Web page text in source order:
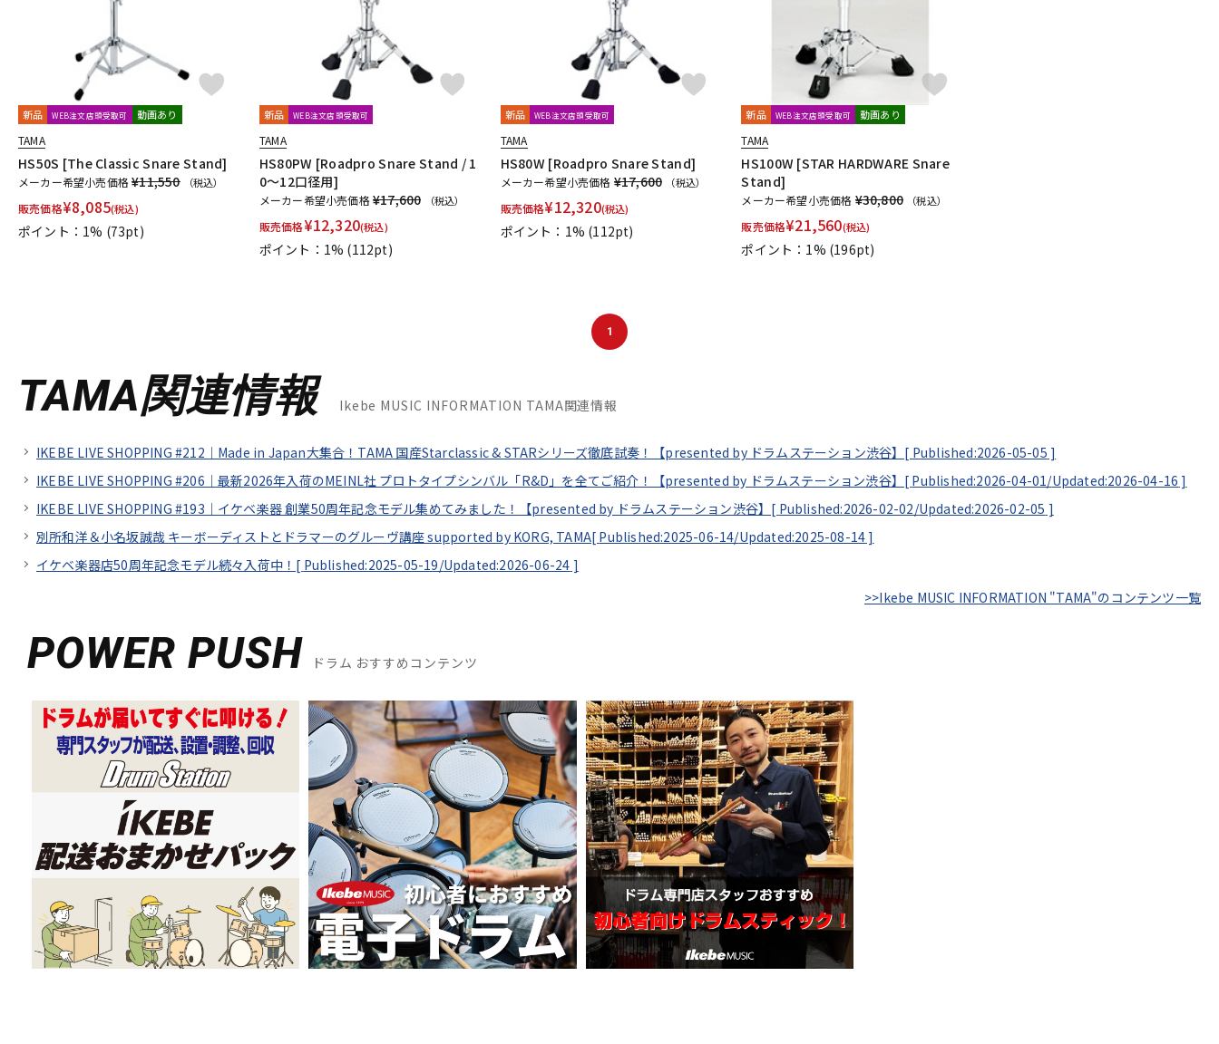
新品 WEB注文店頭受取可 動画あり
TAMA
HS50S [The Classic Snare Stand]
メーカー希望小売価格¥11,550 （税込）
販売価格¥8,085(税込)
ポイント：1% (73pt)
新品 WEB注文店頭受取可
TAMA
HS80PW [Roadpro Snare Stand / 1
0～12口径用]
メーカー希望小売価格¥17,600 （税込）
販売価格¥12,320(税込)
ポイント：1% (112pt)
新品 WEB注文店頭受取可
TAMA
HS80W [Roadpro Snare Stand]
メーカー希望小売価格 ¥17,600 （税込）
販売価格¥12,320(税込)
ポイント：1% (112pt)
新品 WEB注文店頭受取可 動画あり
TAMA
HS100W [STAR HARDWARE Snare
Stand]
メーカー希望小売価格 ¥30,800 （税込）
販売価格¥21,560(税込)
ポイント：1% (196pt)
1
TAMA関連情報 Ikebe MUSIC INFORMATION TAMA関連情報
IKEBE LIVE SHOPPING #212｜Made in Japan大集合！TAMA 国産Starclassic & STARシリーズ徹底試奏！【presented by ドラムステーション渋谷】[ Published:2026-05-05 ]
IKEBE LIVE SHOPPING #206｜最新2026年入荷のMEINL社 プロトタイプシンバル「R&D」を全てご紹介！【presented by ドラムステーション渋谷】[ Published:2026-04-01/Updated:2026-04-16 ]
IKEBE LIVE SHOPPING #193｜イケベ楽器 創業50周年記念モデル集めてみました！【presented by ドラムステーション渋谷】[ Published:2026-02-02/Updated:2026-02-05 ]
別所和洋＆小名坂誠哉 キーボーディストとドラマーのグルーヴ講座 supported by KORG, TAMA[ Published:2025-06-14/Updated:2025-08-14 ]
イケベ楽器店50周年記念モデル続々入荷中！[ Published:2025-05-19/Updated:2026-06-24 ]
>>Ikebe MUSIC INFORMATION "TAMA"のコンテンツ一覧
POWER PUSH ドラム おすすめコンテンツ